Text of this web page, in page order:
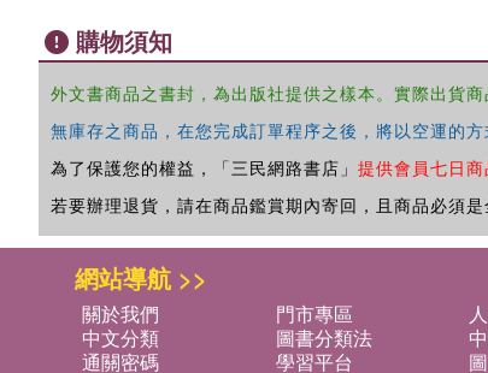
購物須知
外文書商品之書封，為出版社提供之樣本。實際出貨
無庫存之商品，在您完成訂單程序之後，將以空運的
為了保護您的權益，「三民網路書店」 提供會員七日
若要辦理退貨，請在商品鑑賞期內寄回，且商品必須
網站導航 >>
關於我們 門市專區
中文分類
圖書分類法
通關密碼
學習平台